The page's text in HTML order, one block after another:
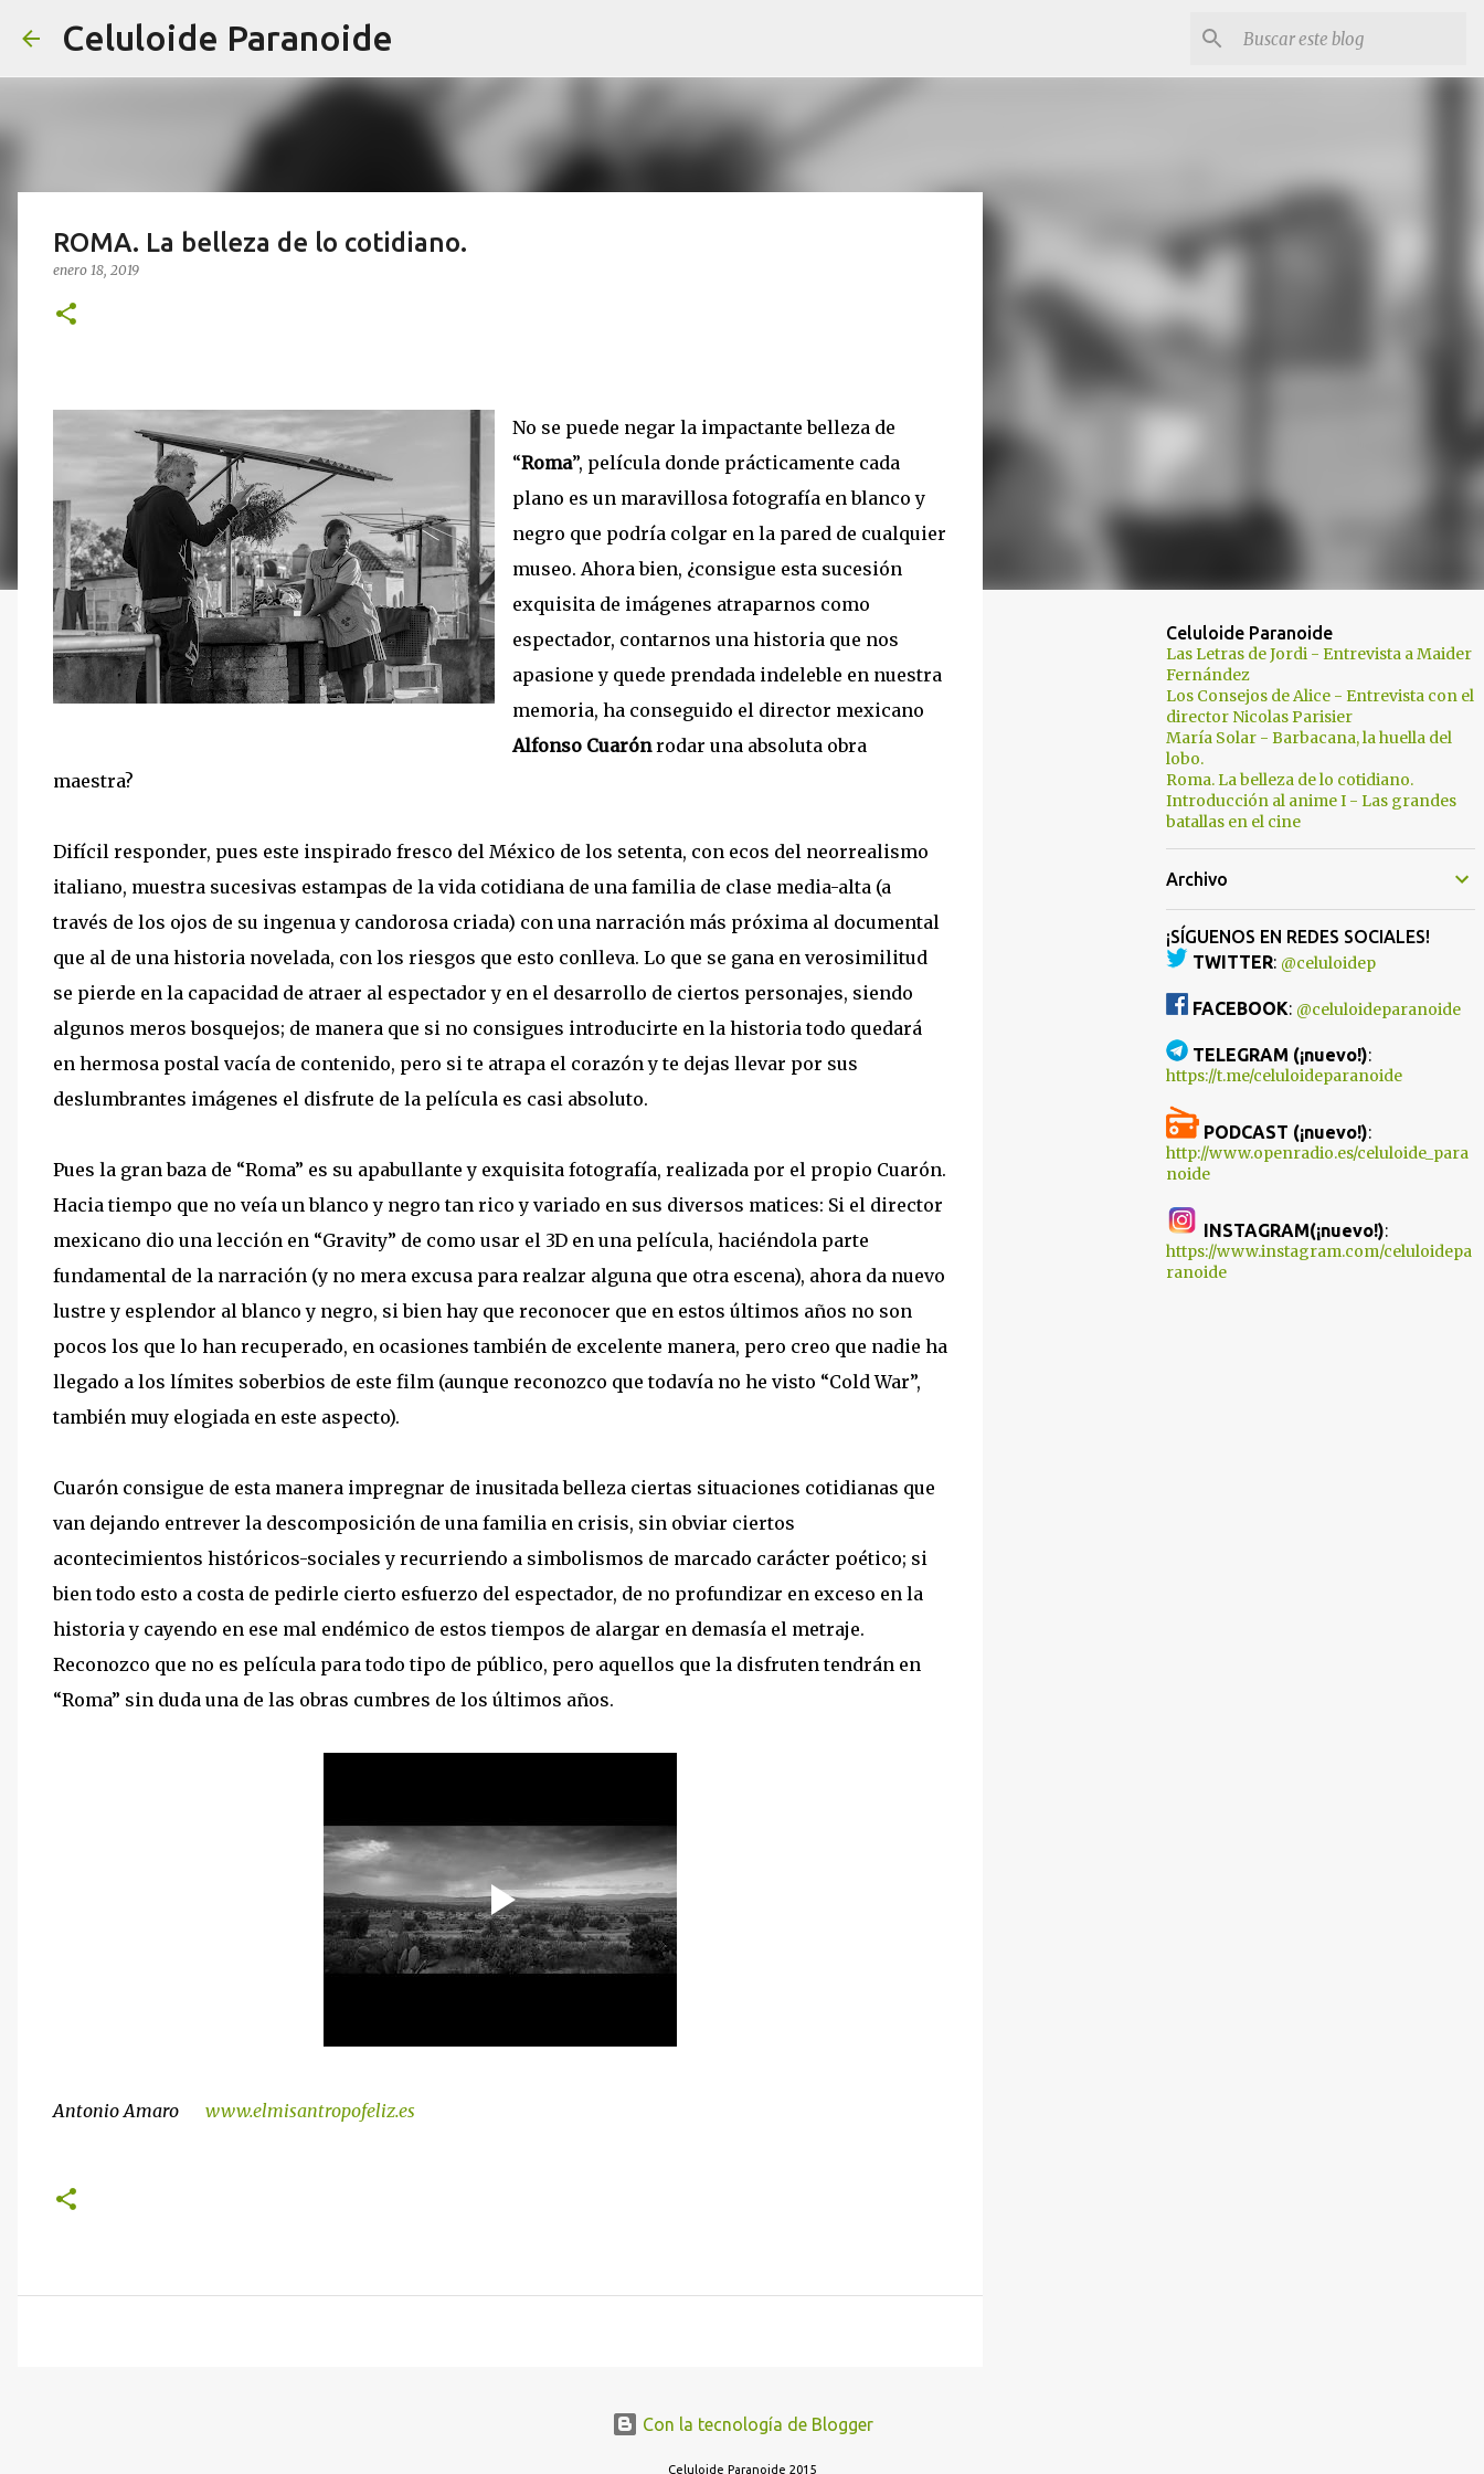
Celuloide Paranoide
ROMA. La belleza de lo cotidiano.
enero 18, 2019
No se puede negar la impactante belleza de
“Roma”, película donde prácticamente cada
plano es un maravillosa fotografía en blanco y
negro que podría colgar en la pared de cualquier
museo. Ahora bien, ¿consigue esta sucesión
exquisita de imágenes atraparnos como
espectador, contarnos una historia que nos
apasione y quede prendada indeleble en nuestra
memoria, ha conseguido el director mexicano
Alfonso Cuarónrodar una absoluta obra
maestra?
Difícil responder, pues este inspirado fresco del México de los setenta, con ecos del neorrealismo
italiano, muestra sucesivas estampas de la vida cotidiana de una familia de clase media-alta (a
través de los ojos de su ingenua y candorosa criada) con una narración más próxima al documental
que al de una historia novelada, con los riesgos que esto conlleva. Lo que se gana en verosimilitud
se pierde en la capacidad de atraer al espectador y en el desarrollo de ciertos personajes, siendo
algunos meros bosquejos; de manera que si no consigues introducirte en la historia todo quedará
en hermosa postal vacía de contenido, pero si te atrapa el corazón y te dejas llevar por sus
deslumbrantes imágenes el disfrute de la película es casi absoluto.
Pues la gran baza de “Roma” es su apabullante y exquisita fotografía, realizada por el propio Cuarón.
Hacia tiempo que no veía un blanco y negro tan rico y variado en sus diversos matices: Si el director
mexicano dio una lección en “Gravity” de como usar el 3D en una película, haciéndola parte
fundamental de la narración (y no mera excusa para realzar alguna que otra escena), ahora da nuevo
lustre y esplendor al blanco y negro, si bien hay que reconocer que en estos últimos años no son
pocos los que lo han recuperado, en ocasiones también de excelente manera, pero creo que nadie ha
llegado a los límites soberbios de este film (aunque reconozco que todavía no he visto “Cold War”,
también muy elogiada en este aspecto).
Cuarón consigue de esta manera impregnar de inusitada belleza ciertas situaciones cotidianas que
van dejando entrever la descomposición de una familia en crisis, sin obviar ciertos
acontecimientos históricos-sociales y recurriendo a simbolismos de marcado carácter poético; si
bien todo esto a costa de pedirle cierto esfuerzo del espectador, de no profundizar en exceso en la
historia y cayendo en ese mal endémico de estos tiempos de alargar en demasía el metraje.
Reconozco que no es película para todo tipo de público, pero aquellos que la disfruten tendrán en
“Roma” sin duda una de las obras cumbres de los últimos años.
Antonio Amaro www.elmisantropofeliz.es
Celuloide Paranoide
Las Letras de Jordi - Entrevista a Maider
Fernández
Los Consejos de Alice - Entrevista con el
director Nicolas Parisier
María Solar - Barbacana, la huella del
lobo.
Roma. La belleza de lo cotidiano.
Introducción al anime I - Las grandes
batallas en el cine
Archivo
¡SÍGUENOS EN REDES SOCIALES!
TWITTER: @celuloidep
FACEBOOK: @celuloideparanoide
TELEGRAM (¡nuevo!):
https://t.me/celuloideparanoide
PODCAST (¡nuevo!):
http://www.openradio.es/celuloide_para
noide
INSTAGRAM(¡nuevo!):
https://www.instagram.com/celuloidepa
ranoide
Con la tecnología de Blogger
Celuloide Paranoide 2015